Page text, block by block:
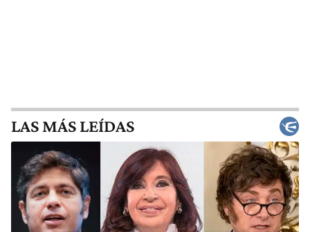
LAS MÁS LEÍDAS